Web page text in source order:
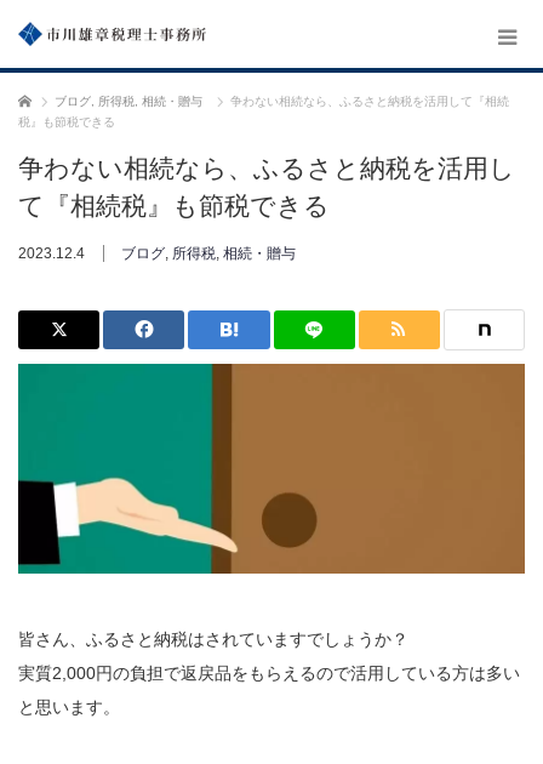
ホーム ブログ 所得税 相続・贈与
争わない相続なら、ふるさと納税を活用して『相続
税』も節税できる
争わない相続なら、ふるさと納税を活用し
て『相続税』も節税できる
2023.12.4 ブログ, 所得税, 相続・贈与
皆さん、ふるさと納税はされていますでしょうか？
実質2,000円の負担で返戻品をもらえるので活用している方は多い
と思います。